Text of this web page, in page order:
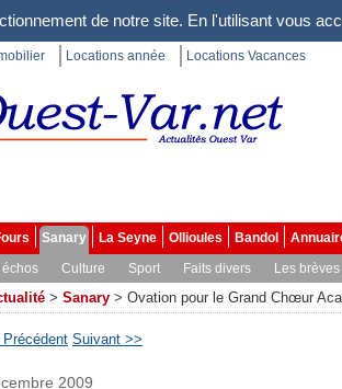
de notre site. En l'utilisant vous
Locations année Locations Vacances
Sanary La Seyne Ollioules Bandol
échos Culture Sport Faits divers Les brèves
> Sanary > Ovation pour le Grand Chœur
Suivant >>
2009